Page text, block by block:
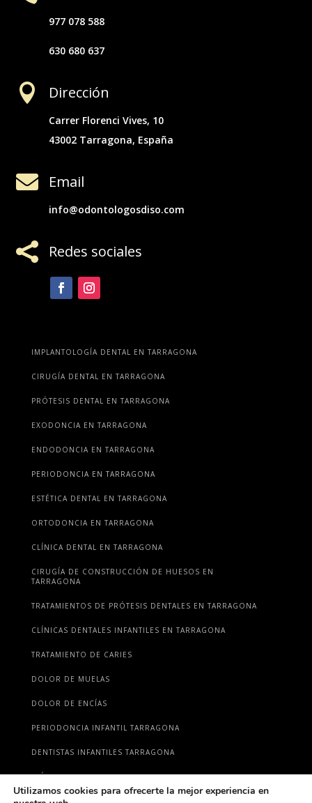
977 078 588
630 680 637
 Dirección
Carrer Florenci Vives, 10
43002 Tarragona, España
 Email
info@odontologosdiso.com
 Redes sociales
IMPLANTOLOGÍA DENTAL EN TARRAGONA
CIRUGÍA DENTAL EN TARRAGONA
PRÓTESIS DENTAL EN TARRAGONA
EXODONCIA EN TARRAGONA
ENDODONCIA EN TARRAGONA
PERIODONCIA EN TARRAGONA
ESTÉTICA DENTAL EN TARRAGONA
ORTODONCIA EN TARRAGONA
CLÍNICA DENTAL EN TARRAGONA
CIRUGÍA DE CONSTRUCCIÓN DE HUESOS EN
TARRAGONA
TRATAMIENTOS DE PRÓTESIS DENTALES EN TARRAGONA
CLÍNICAS DENTALES INFANTILES EN TARRAGONA
TRATAMIENTO DE CARIES
DOLOR DE MUELAS
DOLOR DE ENCÍAS
PERIODONCIA INFANTIL TARRAGONA
DENTISTAS INFANTILES TARRAGONA
CLÍNICAS DENTALES TARRAGONA
Utilizamos cookies para ofrecerte la mejor experiencia en